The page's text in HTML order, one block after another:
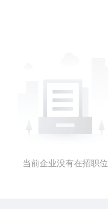
当前企业没有在招职位